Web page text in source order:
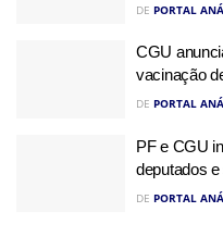
DE PORTAL
CGU
vacinação
DE PORTAL
PF e CGU
deputados
DE PORTAL